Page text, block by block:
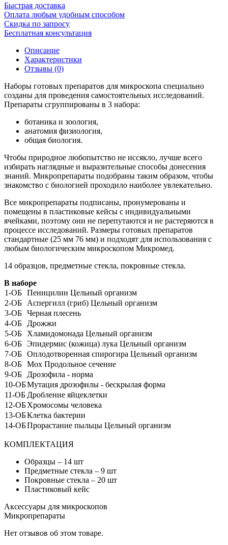
Быстрая доставка
Оплата любым удобным способом
Скидка по запросу
Бесплатная консультация
Описание
Характеристики
Отзывы (0)
Наборы готовых препаратов для микроскопа специально
созданы для проведения самостоятельных исследований.
Препараты сгруппированы в 3 набора:
ботаника и зоология,
анатомия физиология,
общая биология.
Чтобы природное любопытство не иссякло, лучше всего
избирать наглядные и выразительные способы донесения
знаний. Микропрепараты подобраны таким образом, чтобы
знакомство с биологией проходило наиболее увлекательно.
Все микропрепараты подписаны, пронумерованы и
помещены в пластиковые кейсы с индивидуальными
ячейками, поэтому они не перепутаются и не растеряются в
процессе исследований. Размеры готовых препаратов
стандартные (25 мм 76 мм) и подходят для использования с
любым биологическим микроскопом Микромед.
14 образцов, предметные стекла, покровные стекла.
В наборе
1-ОБ Пеницилин Цельный организм
2-ОБ
Аспергилл (гриб) Цельный организм
3-ОБ Черная плесень
4-ОБ
Дрожжи
5-ОБ
Хламидомонада Цельный организм
6-ОБ Эпидермис (кожица) лука Цельный организм
7-ОБ Оплодотворенная спирогира Цельный организм
8-ОБ Мох Продольное сечение
9-ОБ
Дрозофила - норма
10-ОБМутация дрозофилы - беcкрылая форма
11-ОБ Дробление яйцеклетки
12-ОБХромосомы человека
13-ОБКлетка бактерии
14-ОБПрорастание пыльцы Цельный организм
КОМПЛЕКТАЦИЯ
Образцы – 14 шт
Предметные стекла – 9 шт
Покровные стекла – 20 шт
Пластиковый кейс
Аксессуары для микроскопов
Микропрепараты
Нет отзывов об этом товаре.